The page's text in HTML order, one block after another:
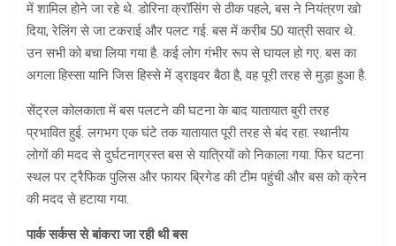
में शामिल होने जा रहे थे. डोरिना क्रॉसिंग से ठीक पहले, बस ने नियंत्रण खो
दिया, रेलिंग से जा टकराई और पलट गई. बस में करीब 50 यात्री सवार थे.
उन सभी को बचा लिया गया है. कई लोग गंभीर रूप से घायल हो गए. बस का
अगला हिस्सा यानि जिस हिस्से में ड्राइवर बैठा है, वह पूरी तरह से मुड़ा हुआ है.
सेंट्रल कोलकाता में बस पलटने की घटना के बाद यातायात बुरी तरह
प्रभावित हुई. लगभग एक घंटे तक यातायात पूरी तरह से बंद रहा. स्थानीय
लोगों की मदद से दुर्घटनाग्रस्त बस से यात्रियों को निकाला गया. फिर घटना
स्थल पर ट्रैफिक पुलिस और फायर ब्रिगेड की टीम पहुंची और बस को क्रेन
की मदद से हटाया गया.
पार्क सर्कस से बांकरा जा रही थी बस